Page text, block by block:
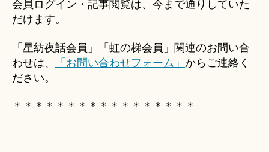
会員ログイン・記事閲覧は、今まで通りしていた
だけます。
「星紡夜話会員」「虹の梯会員」関連のお問い合
わせは、
「お問い合わせフォーム」 からご連絡く
ださい。
＊＊＊＊＊＊＊＊＊＊＊＊＊＊＊＊＊